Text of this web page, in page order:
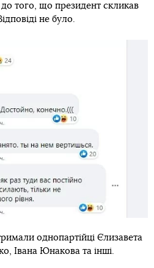
до того, що президент скликав
не було.
однопартійці Єлизавета
Івана Юнакова та інші.